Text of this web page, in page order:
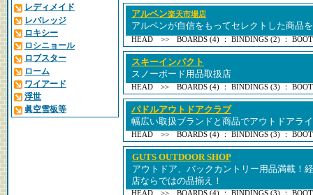
レディメイド
レバレッジ
ロキシー
ロシニョール
ロブスター
ローム
ワイアード
浮世
眞空雪板等
アルペン楽天市場店
アルペンが自信をもってセレクトした商品
HEAD >> BOARDS (4) ： BINDINGS (2) ：
スキーインパクト
スノーボード用品取扱店
HEAD >> BOARDS (4) ： BINDINGS (3) ：
パドルアウトドアクラブ
幅広い取扱ブランドと商品でアウトドアラ
HEAD >> BOARDS (4) ： BINDINGS (3) ：
GUTS OUTDOOR SHOP
アウトドア、バックカントリー用品満載！
店ならではの品揃え！